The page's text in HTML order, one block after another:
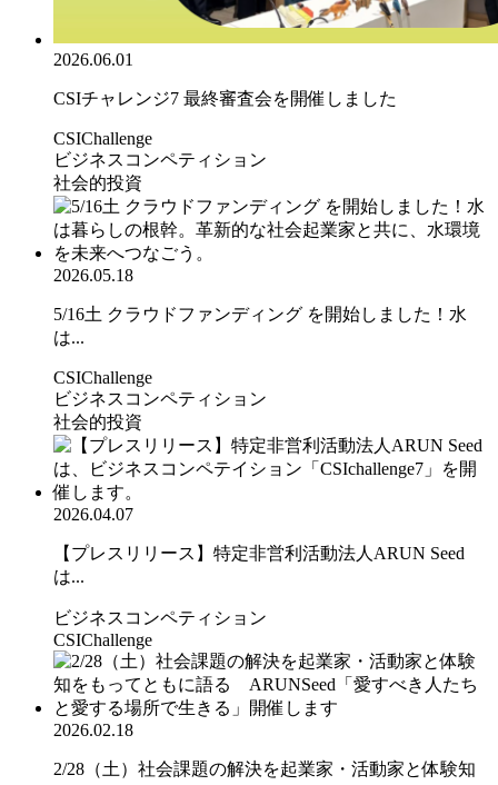
2026.06.01
CSIチャレンジ7 最終審査会を開催しました
CSIChallenge
ビジネスコンペティション
社会的投資
2026.05.18
5/16土 クラウドファンディング を開始しました！水
は...
CSIChallenge
ビジネスコンペティション
社会的投資
2026.04.07
【プレスリリース】特定非営利活動法人ARUN Seed
は...
ビジネスコンペティション
CSIChallenge
2026.02.18
2/28（土）社会課題の解決を起業家・活動家と体験知